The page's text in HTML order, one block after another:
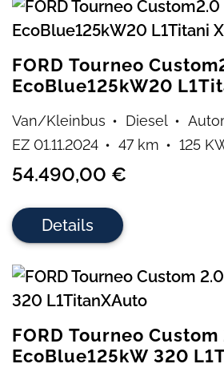
FORD Tourneo
EcoBlue125kW20
Van/Kleinbus Diesel
EZ 01.11.2024
47 km 125
54.490,00 €
Details
FORD Tourneo Custom
EcoBlue125kW 320